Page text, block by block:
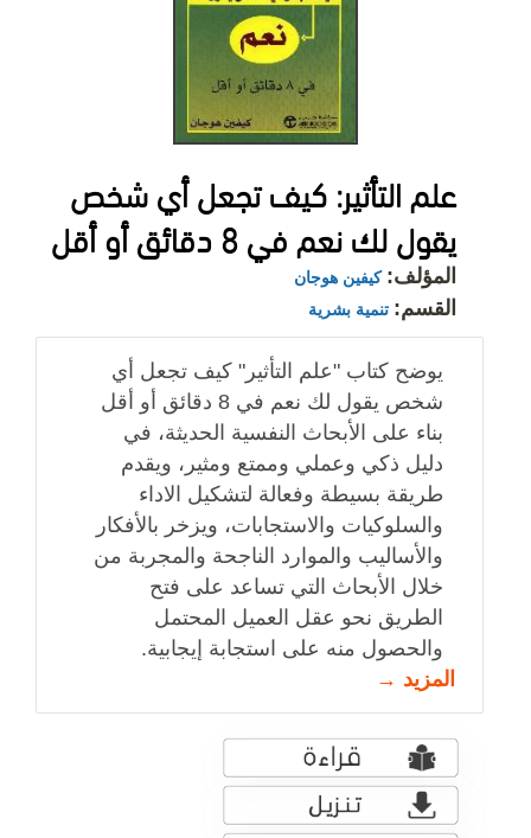
علم التأثير: كيف تجعل أي شخص
يقول لك نعم في 8 دقائق أو أقل
المؤلف: كيفين هوجان
القسم: تنمية بشرية
يوضح كتاب "علم التأثير" كيف تجعل أي
شخص يقول لك نعم في 8 دقائق أو أقل
بناء على الأبحاث النفسية الحديثة، في
دليل ذكي وعملي وممتع ومثير، ويقدم
طريقة بسيطة وفعالة لتشكيل الاداء
والسلوكيات والاستجابات، ويزخر بالأفكار
والأساليب والموارد الناجحة والمجربة من
خلال الأبحاث التي تساعد على فتح
الطريق نحو عقل العميل المحتمل
والحصول منه على استجابة إيجابية.
المزيد →